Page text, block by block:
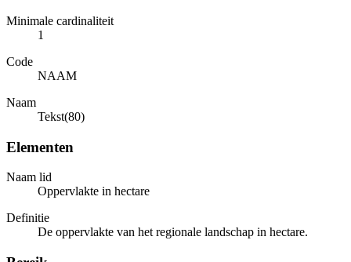
Minimale cardinaliteit
1
Code
NAAM
Naam
Tekst(80)
Elementen
Naam lid
Oppervlakte in hectare
Definitie
De oppervlakte van het regionale landschap in hectare.